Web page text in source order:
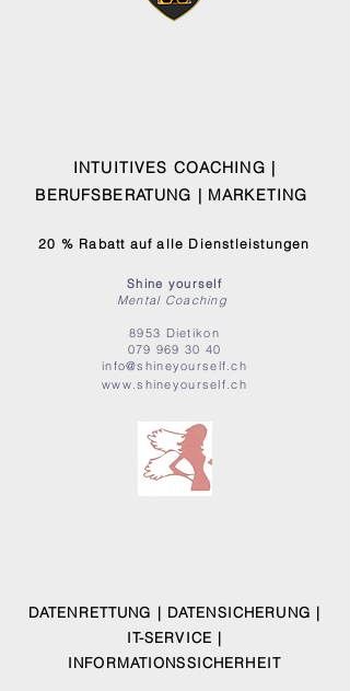
INTUITIVES COACHING |
BERUFSBERATUNG | MARKETING
20 % Rabatt auf alle Dienstleistungen
Shine yourself
Mental Coaching
8953 Dietikon
079 969 30 40
info@shineyourself.ch
www.shineyourself.ch
DATENRETTUNG | DATENSICHERUNG |
IT-SERVICE |
INFORMATIONSSICHERHEIT